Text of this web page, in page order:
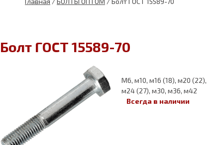
Болт ГОСТ 15589-70
М6, м10, м16 (18), м20 (22),
м24 (27), м30, м36, м42
Всегда в наличии